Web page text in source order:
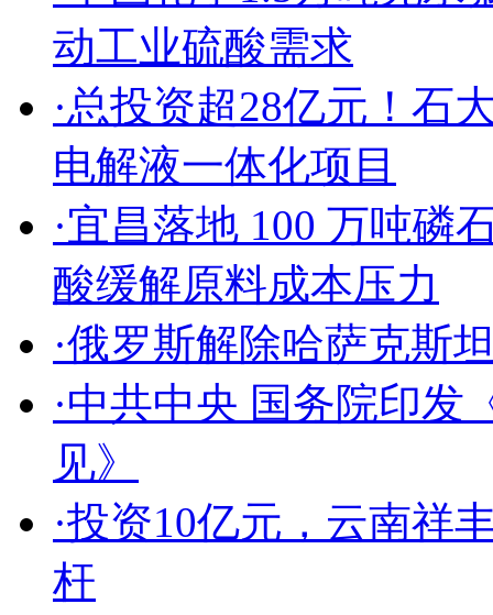
动工业硫酸需求
·总投资超28亿元！石
电解液一体化项目
·宜昌落地 100 万吨磷
酸缓解原料成本压力
·俄罗斯解除哈萨克斯
·中共中央 国务院印发
见》
·投资10亿元，云南祥
杆